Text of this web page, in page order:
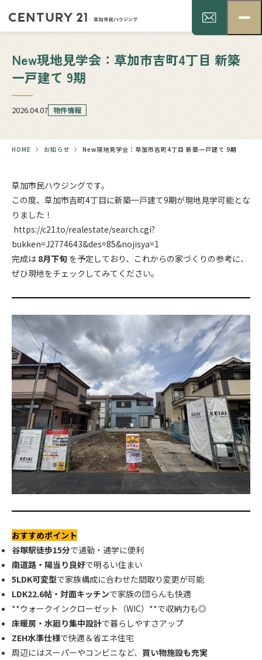
New現地見学会：草加市吉町4丁目 新築
一戸建て 9期
2026.04.07 物件情報
HOME お知らせ New現地見学会：草加市吉町4丁目 新築一戸建て 9期
草加市民ハウジングです。
この度、草加市吉町4丁目に新築一戸建て9期が現地見学可能とな
りました！
https://c21.to/realestate/search.cgi?
bukken=J2774643&des=85&nojisya=1
完成は 8月下旬 を予定しており、これからの家づくりの参考に、
ぜひ現地をチェックしてみてください。
おすすめポイント
谷塚駅徒歩15分で通勤・通学に便利
南道路・陽当り良好で明るい住まい
5LDK可変型で家族構成に合わせた間取り変更が可能
LDK22.6帖・対面キッチンで家族の団らんも快適
**ウォークインクローゼット（WIC）**で収納力も◎
床暖房・水廻り集中設計で暮らしやすさアップ
ZEH水準仕様で快適＆省エネ住宅
周辺にはスーパーやコンビニなど、 買い物施設も充実